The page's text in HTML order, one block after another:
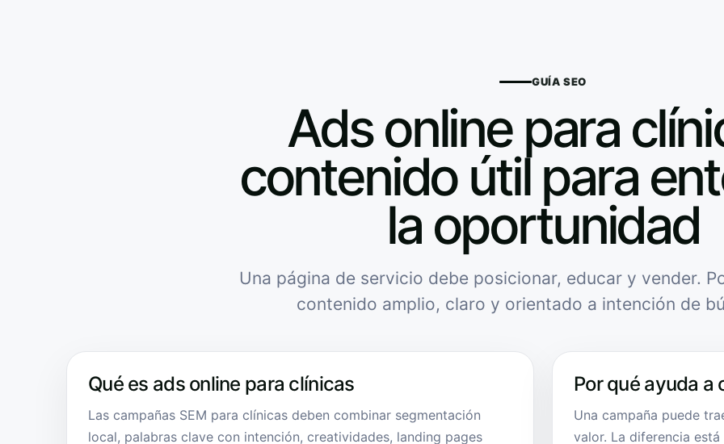
GUÍA SEO
Ads online para
contenido útil para
la oportunidad
Una página de servicio debe posicionar, educar y vender.
contenido amplio, claro y orientado a intención de
Qué es ads online para clínicas
Las campañas SEM para clínicas deben combinar segmentación
local, palabras clave con intención, creatividades, landing pages
Por qué ayuda
Una campaña puede
valor. La diferencia